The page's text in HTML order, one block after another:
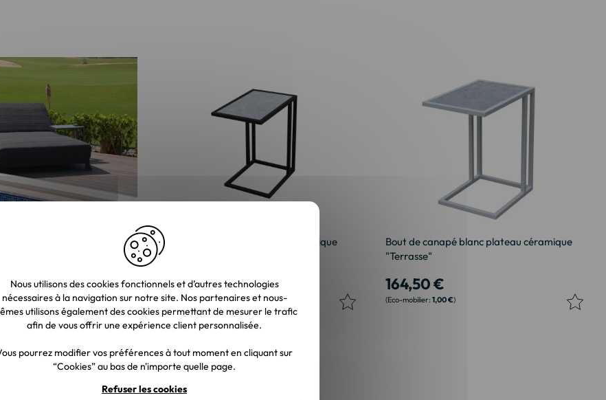
gris et noir avec textile
Bout de canapé noir plateau céramique
"Terrasse"
164,50 €
1,00 €
Bout de canapé blanc plateau céramique
"Terrasse"
164,50 €
1,00 €
Nous utilisons des cookies fonctionnels et d’autres technologies
nécessaires à la navigation sur notre site. Nos partenaires et nous-
utilisons également des cookies permettant de mesurer le trafic
afin de vous offrir une expérience client personnalisée.
pourrez modifier vos préférences à tout moment en cliquant sur
“Cookies” au bas de n'importe quelle page.
Refuser les cookies